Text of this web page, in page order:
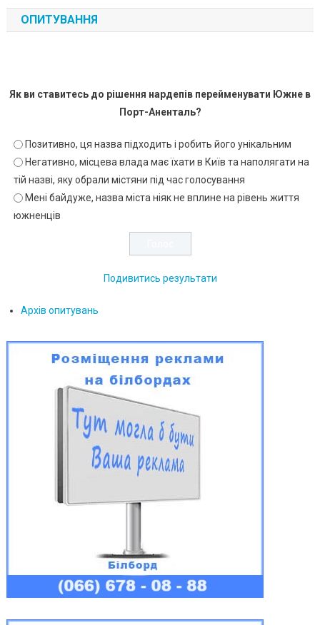
ОПИТУВАННЯ
Як ви ставитесь до рішення нардепів перейменувати Южне в
Порт-Аненталь?
Позитивно, ця назва підходить і робить його унікальним
Негативно, місцева влада має їхати в Київ та наполягати на
тій назві, яку обрали містяни під час голосування
Мені байдуже, назва міста ніяк не вплине на рівень життя
южненців
Подивитись результати
Архів опитувань